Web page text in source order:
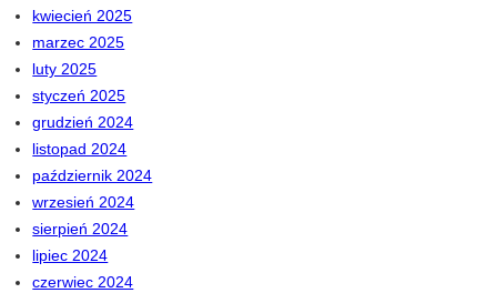
kwiecień 2025
marzec 2025
luty 2025
styczeń 2025
grudzień 2024
listopad 2024
październik 2024
wrzesień 2024
sierpień 2024
lipiec 2024
czerwiec 2024